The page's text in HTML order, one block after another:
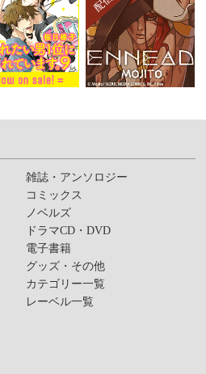
雑誌・アンソロジー
コミックス
ノベルズ
ドラマCD・DVD
電子書籍
グッズ・その他
カテゴリー一覧
レーベル一覧